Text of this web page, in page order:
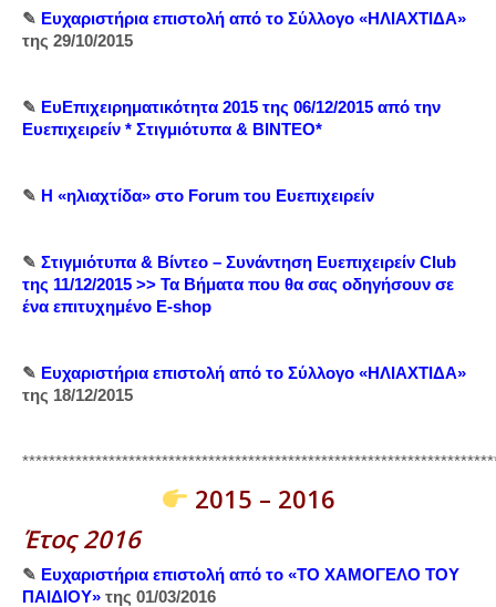
✎ Ευχαριστήρια επιστολή από το Σύλλογο «ΗΛΙΑΧΤΙΔΑ»
της 29/10/2015
✎ ΕυΕπιχειρηματικότητα 2015 της 06/12/2015 από την
Ευεπιχειρείν * Στιγμιότυπα & ΒΙΝΤΕΟ*
✎ Η «ηλιαχτίδα» στο Forum του Ευεπιχειρείν
✎ Στιγμιότυπα & Βίντεο – Συνάντηση Ευεπιχειρείν Club
της 11/12/2015 >> Τα Βήματα που θα σας οδηγήσουν σε
ένα επιτυχημένο E-shop
✎ Ευχαριστήρια επιστολή από το Σύλλογο «ΗΛΙΑΧΤΙΔΑ»
της 18/12/2015
2015 – 2016
Έτος 2016
✎ Ευχαριστήρια επιστολή από το «TO XAMOΓΕΛΟ ΤΟΥ
ΠΑΙΔΙΟΥ» της 01/03/2016